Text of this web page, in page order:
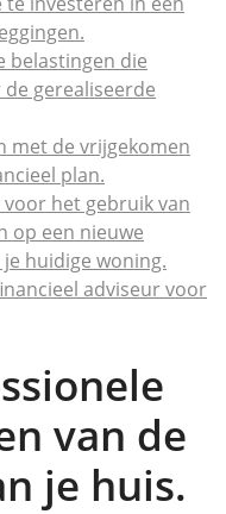
belastingen die
gerealiseerde
met de vrijgekomen
plan.
het gebruik van
op een nieuwe
huidige woning.
adviseur voor
van de
je huis.